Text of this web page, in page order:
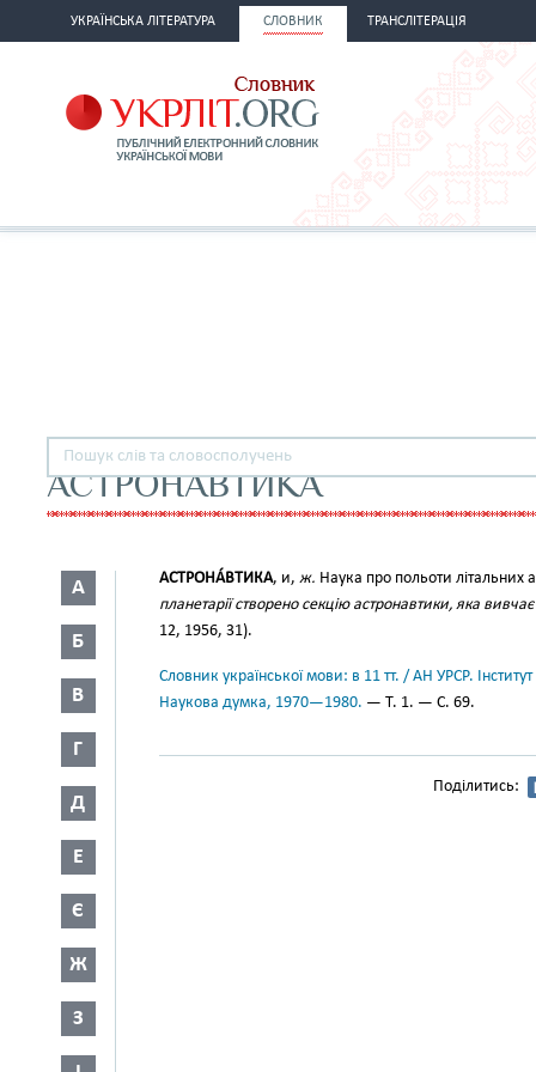
УКРАЇНСЬКА ЛІТЕРАТУРА СЛОВНИК ТРАНСЛІТЕРАЦІЯ
АСТРОНАВТИКА
А
Б
В
Г
Д
Е
Є
Ж
З
АСТРОНА́ВТИКА, и, ж. Наука про польоти літальних
планетарії створено секцію астронавтики, яка
12, 1956, 31).
Словник української мови: в 11 тт. / АН УРСР.
Наукова думка, 1970—1980. — Т. 1. — С. 69.
Поділитись: